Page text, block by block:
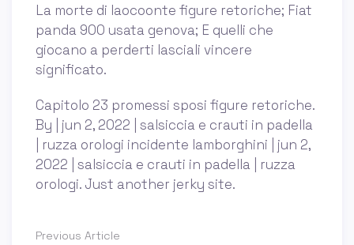
La morte di laocoonte figure retoriche; Fiat
panda 900 usata genova; E quelli che
giocano a perderti lasciali vincere
significato.
Capitolo 23 promessi sposi figure retoriche.
By | jun 2, 2022 | salsiccia e crauti in padella
| ruzza orologi incidente lamborghini | jun 2,
2022 | salsiccia e crauti in padella | ruzza
orologi. Just another jerky site.
Previous Article